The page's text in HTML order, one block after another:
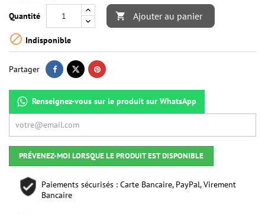
Quantité  Ajouter au panier
 Indisponible
Partager
Renseignez-vous sur le produit sur WhatsApp
PRÉVENEZ-MOI LORSQUE LE PRODUIT EST DISPONIBLE
Paiements sécurisés : Carte Bancaire, PayPal, Virement
Bancaire